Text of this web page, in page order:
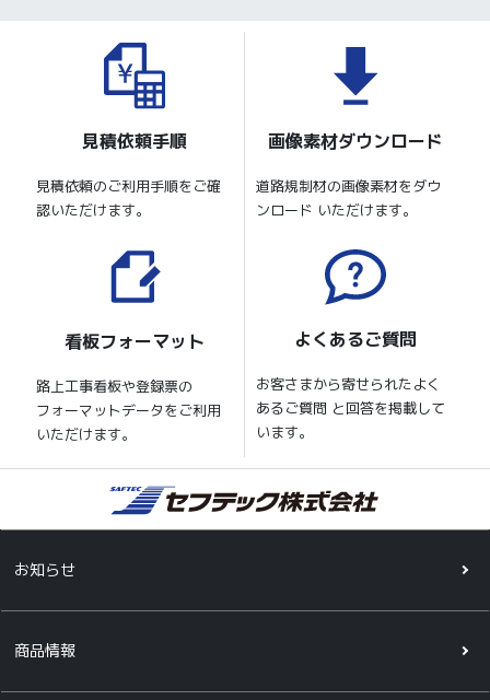
見積依頼手順
見積依頼のご利用手順をご確
認いただけます。
画像素材ダウンロード
道路規制材の画像素材をダウ
ンロード いただけます。
看板フォーマット
路上工事看板や登録票の
フォーマットデータをご利用
いただけます。
よくあるご質問
お客さまから寄せられたよく
あるご質問 と回答を掲載して
います。
お知らせ
商品情報